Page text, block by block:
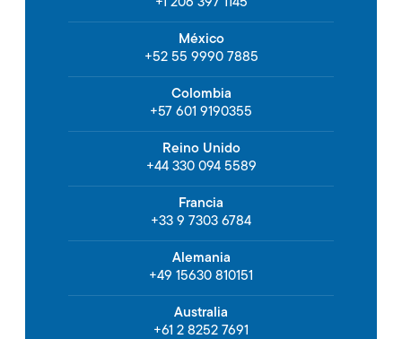
México
+52 55 9990 7885
Colombia
+57 601 9190355
Reino Unido
+44 330 094 5589
Francia
+33 9 7303 6784
Alemania
+49 15630 810151
Australia
+61 2 8252 7691